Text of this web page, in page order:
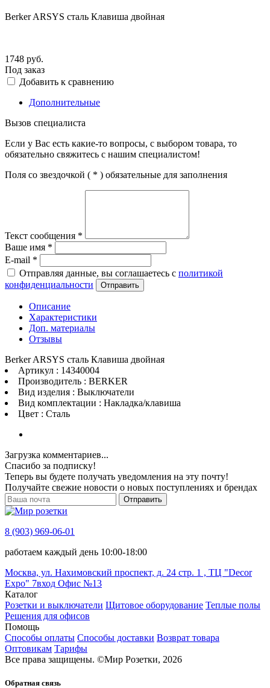
Berker ARSYS сталь Клавиша двойная
1748 руб.
Под заказ
Добавить к сравнению
Дополнительные
Вызов специалиста
Если у Вас есть какие-то вопросы, с выбором товара, то
обязательно свяжитесь с нашим специалистом!
Поля со звездочкой ( * ) обязательные для заполнения
Текст сообщения *
Ваше имя *
E-mail *
Отправляя данные, вы соглашаетесь с политикой
конфиденциальности
Отправить
Описание
Характеристики
Доп. материалы
Отзывы
Berker ARSYS сталь Клавиша двойная
Артикул : 14340004
Производитель : BERKER
Вид изделия : Выключатели
Вид комплектации : Накладка/клавиша
Цвет : Сталь
Загрузка комментариев...
Спасибо за подписку!
Теперь вы будете получать уведомления на эту почту!
Получайте свежие новости о новых поступлениях и брендах
Отправить
8 (903) 969-06-01
работаем каждый день 10:00-18:00
Москва, ул. Нахимовский проспект, д. 24 стр. 1 , ТЦ "Decor
Expo" 7вход Офис №13
Каталог
Розетки и выключатели Щитовое оборудование Теплые полы
Решения для офисов
Помощь
Способы оплаты Способы доставки Возврат товара
Оптовикам Тарифы
Все права защищены. ©Мир Розетки, 2026
Обратная связь